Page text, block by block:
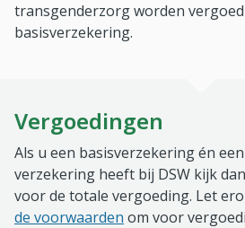
transgenderzorg worden
basisverzekering.
Vergoedingen
Als u een basisverzekering én
verzekering heeft bij DSW kijk
voor de totale vergoeding. Let
de voorwaarden om voor